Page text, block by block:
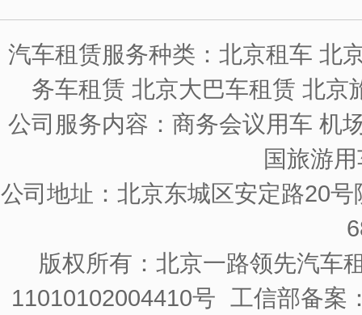
汽车租赁服务种类：北京租车 北
务车租赁 北京大巴车租赁 北京
公司服务内容：商务会议用车 机
国旅游
公司地址：北京东城区安定路20
版权所有：北京一路领先汽车
11010102004410号 工信部备案